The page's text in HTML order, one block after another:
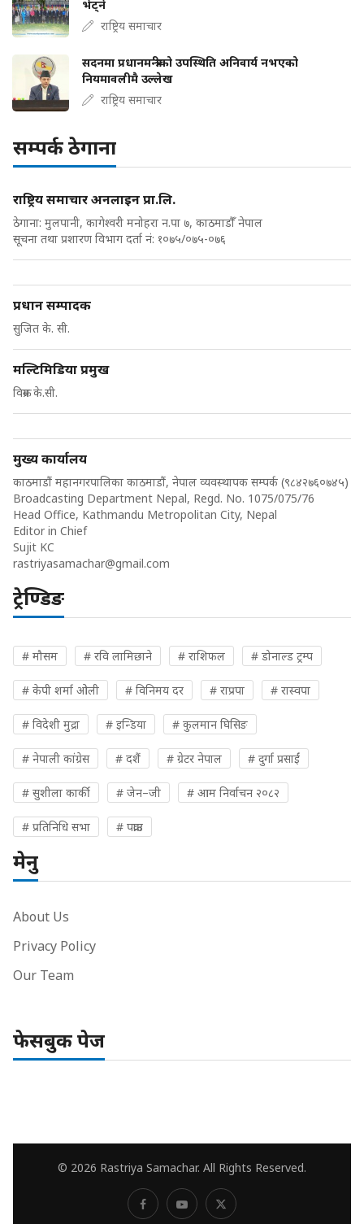
भेट्ने
राष्ट्रिय समाचार
सदनमा प्रधानमन्त्रीको उपस्थिति अनिवार्य नभएको
नियमावलीमै उल्लेख
राष्ट्रिय समाचार
सम्पर्क ठेगाना
राष्ट्रिय समाचार अनलाइन प्रा.लि.
ठेगाना: मुलपानी, कागेश्वरी मनोहरा न.पा ७, काठमाडौँ नेपाल
सूचना तथा प्रशारण विभाग दर्ता नं: १०७५/०७५-०७६
प्रधान सम्पादक
सुजित के. सी.
मल्टिमिडिया प्रमुख
विक्रम के.सी.
मुख्य कार्यालय
काठमाडौं महानगरपालिका काठमाडौं, नेपाल व्यवस्थापक सम्पर्क (९८४२७६०७४५)
Broadcasting Department Nepal, Regd. No. 1075/075/76
Head Office, Kathmandu Metropolitan City, Nepal
Editor in Chief
Sujit KC
rastriyasamachar@gmail.com
ट्रेण्डिङ
# मौसम # रवि लामिछाने # राशिफल # डोनाल्ड ट्रम्प
# केपी शर्मा ओली # विनिमय दर # राप्रपा # रास्वपा
# विदेशी मुद्रा # इन्डिया # कुलमान घिसिङ
# नेपाली कांग्रेस # दशैं # ग्रेटर नेपाल # दुर्गा प्रसाईं
# सुशीला कार्की # जेन–जी # आम निर्वाचन २०८२
# प्रतिनिधि सभा # पक्राउ
मेनु
About Us
Privacy Policy
Our Team
फेसबुक पेज
© 2026 Rastriya Samachar. All Rights Reserved.